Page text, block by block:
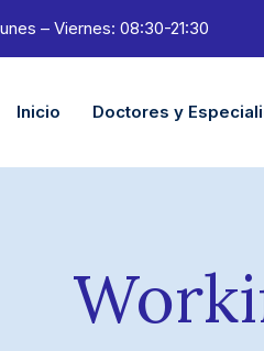
– Viernes: 08:30-21:30
Inicio Doctores y